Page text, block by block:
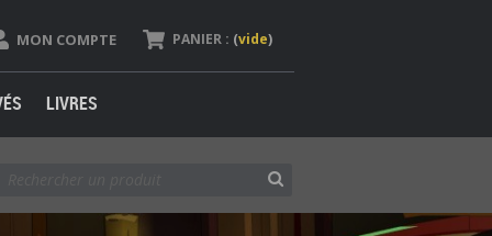
PANIER : (vide)
MON COMPTE
LIVRES